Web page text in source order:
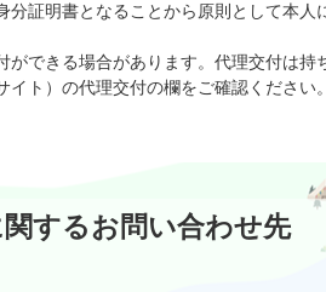
分証明書となることから原則として本人
ができる場合があります。代理交付は持
ト）の代理交付の欄をご確認ください。
するお問い合わせ先